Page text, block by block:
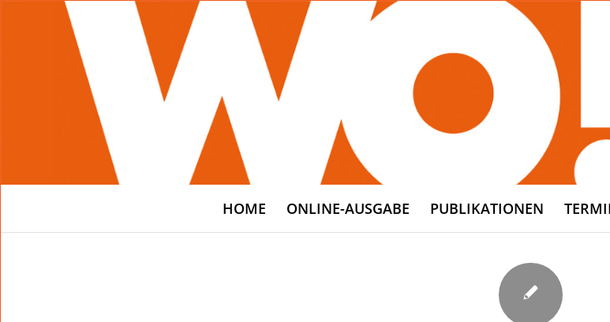
HOME ONLINE-AUSGABE PUBLIKATIONEN